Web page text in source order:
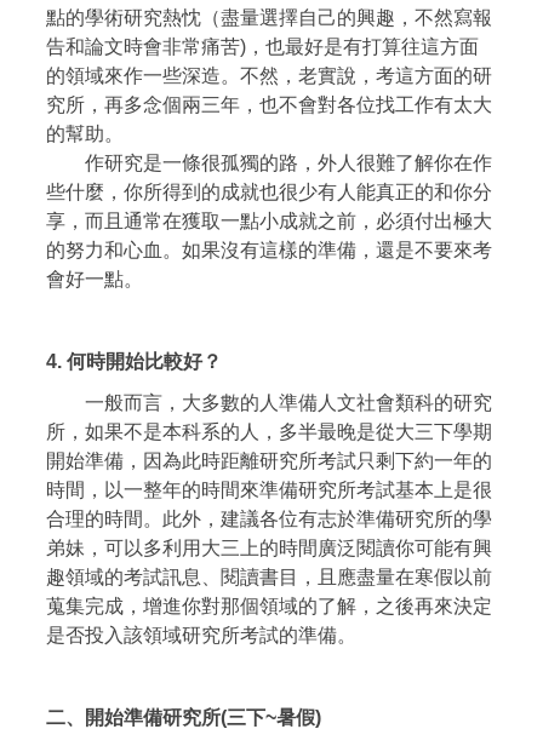
點的學術研究熱忱（盡量選擇自己的興趣，不然寫報
告和論文時會非常痛苦)，也最好是有打算往這方面
的領域來作一些深造。不然，老實說，考這方面的研
究所，再多念個兩三年，也不會對各位找工作有太大
的幫助。
作研究是一條很孤獨的路，外人很難了解你在作
些什麼，你所得到的成就也很少有人能真正的和你分
享，而且通常在獲取一點小成就之前，必須付出極大
的努力和心血。如果沒有這樣的準備，還是不要來考
會好一點。
4. 何時開始比較好？
一般而言，大多數的人準備人文社會類科的研究
所，如果不是本科系的人，多半最晚是從大三下學期
開始準備，因為此時距離研究所考試只剩下約一年的
時間，以一整年的時間來準備研究所考試基本上是很
合理的時間。此外，建議各位有志於準備研究所的學
弟妹，可以多利用大三上的時間廣泛閱讀你可能有興
趣領域的考試訊息、閱讀書目，且應盡量在寒假以前
蒐集完成，增進你對那個領域的了解，之後再來決定
是否投入該領域研究所考試的準備。
二、開始準備研究所(三下~暑假)